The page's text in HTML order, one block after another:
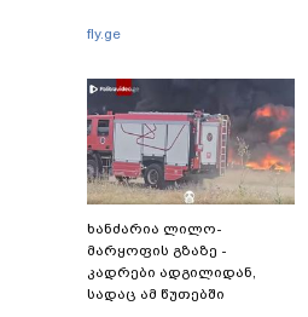
fly.ge
ხანძარია ლილო-
მარყოფის გზაზე -
კადრები ადგილიდან,
სადაც ამ წუთებში